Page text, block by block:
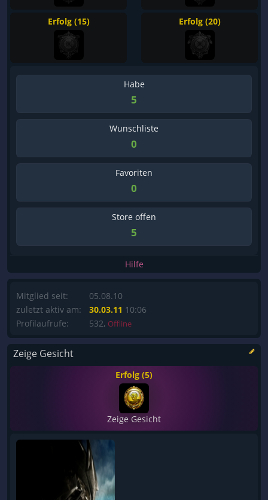
Erfolg (15) Erfolg (20)
Habe
5
Wunschliste
0
Favoriten
0
Store offen
5
Hilfe
Mitglied seit:
zuletzt aktiv am:
Profilaufrufe:
05.08.10
30.03.11 10:06
532, Offline
Zeige Gesicht
Erfolg (5)
Zeige Gesicht